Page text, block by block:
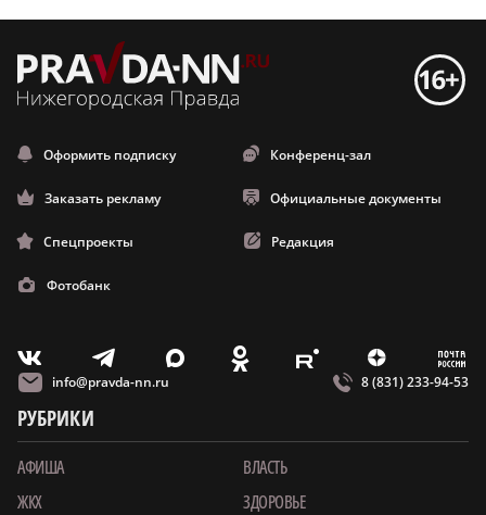
Оформить подписку Конференц-зал
Заказать рекламу Официальные документы
Спецпроекты Редакция
Фотобанк
V T X O E Z m
info@pravda-nn.ru 8 (831) 233-94-53
РУБРИКИ
АФИША
ВЛАСТЬ
ЖКХ
ЗДОРОВЬЕ